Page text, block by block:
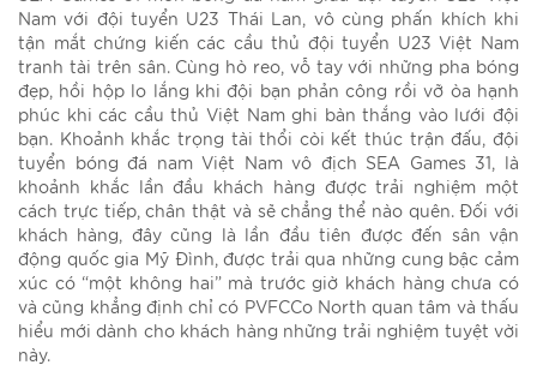
Nam với đội tuyển U23 Thái Lan, vô cùng phấn khích khi
tận mắt chứng kiến các cầu thủ đội tuyển U23 Việt Nam
tranh tài trên sân. Cùng hò reo, vỗ tay với những pha bóng
đẹp, hồi hộp lo lắng khi đội bạn phản công rồi vỡ òa hạnh
phúc khi các cầu thủ Việt Nam ghi bàn thắng vào lưới đội
bạn. Khoảnh khắc trọng tài thổi còi kết thúc trận đấu, đội
tuyển bóng đá nam Việt Nam vô địch SEA Games 31, là
khoảnh khắc lần đầu khách hàng được trải nghiệm một
cách trực tiếp, chân thật và sẽ chẳng thể nào quên. Đối với
khách hàng, đây cũng là lần đầu tiên được đến sân vận
động quốc gia Mỹ Đình, được trải qua những cung bậc cảm
xúc có “một không hai” mà trước giờ khách hàng chưa có
và cũng khẳng định chỉ có PVFCCo North quan tâm và thấu
hiểu mới dành cho khách hàng những trải nghiệm tuyệt vời
này.